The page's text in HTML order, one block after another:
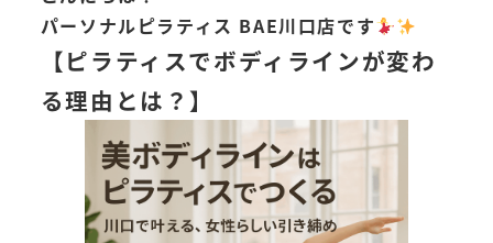
パーソナルピラティス BAE川口店です
【ピラティスでボディラインが変わ
る理由とは？】